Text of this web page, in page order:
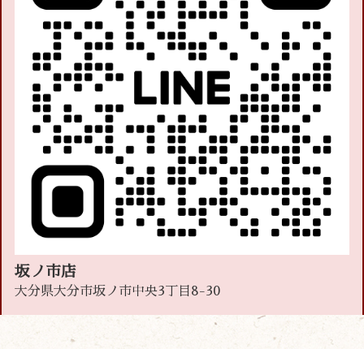
坂ノ市店
大分県大分市坂ノ市中央3丁目8-30